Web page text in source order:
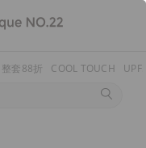
整套88折 COOL TOUCH